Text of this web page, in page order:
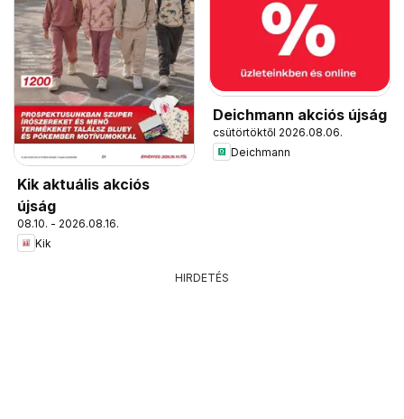
Kik aktuális akciós
újság
08.10. - 2026.08.16.
Kik
Deichmann akciós újság
csütörtöktől 2026.08.06.
Deichmann
HIRDETÉS